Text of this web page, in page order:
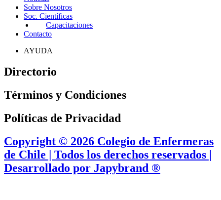
Sobre Nosotros
Soc. Científicas
Capacitaciones
Contacto
AYUDA
Directorio
Términos y Condiciones
Políticas de Privacidad
Copyright © 2026 Colegio de Enfermeras
de Chile | Todos los derechos reservados |
Desarrollado por Japybrand ®